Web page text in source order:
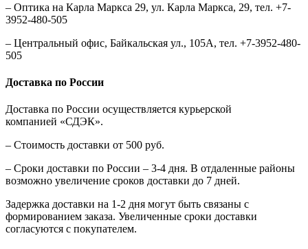
– Оптика на Карла Маркса 29, ул. Карла Маркса, 29, тел. +7-
3952-480-505
– Центральный офис, Байкальская ул., 105А, тел. +7-3952-480-
505
Доставка по России
Доставка по России осуществляется курьерской
компанией «СДЭК».
– Стоимость доставки от 500 руб.
– Сроки доставки по России – 3-4 дня. В отдаленные районы
возможно увеличение сроков доставки до 7 дней.
Задержка доставки на 1-2 дня могут быть связаны с
формированием заказа. Увеличенные сроки доставки
согласуются с покупателем.